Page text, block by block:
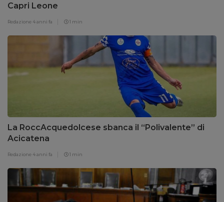
Capri Leone
Redazione 4 anni fa 1 min
La RoccAcquedolcese sbanca il “Polivalente” di
Acicatena
Redazione 4 anni fa 1 min